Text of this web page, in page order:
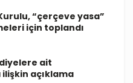
“çerçeve yasa”
için toplandı
ait
açıklama